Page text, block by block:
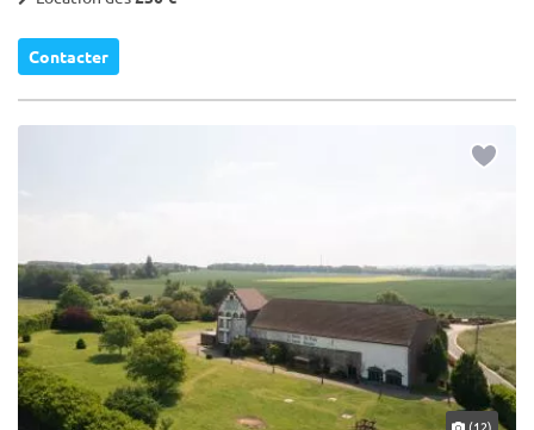
Contacter
(12)